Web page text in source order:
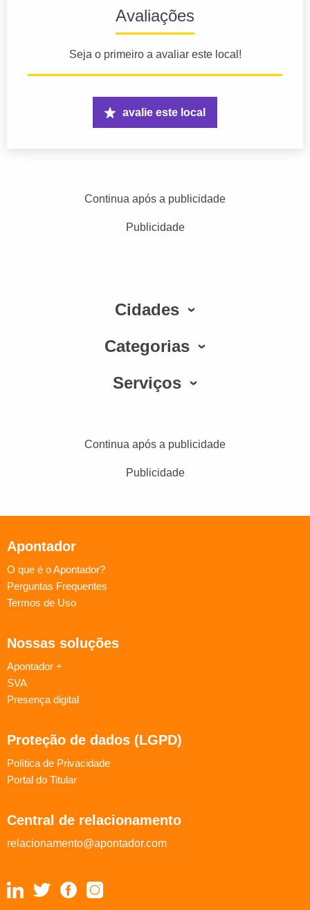
Avaliações
Seja o primeiro a avaliar este local!
avalie este local
Continua após a publicidade
Publicidade
Cidades
Categorias
Serviços
Continua após a publicidade
Publicidade
Apontador
O que é o Apontador?
Perguntas Frequentes
Termos de Uso
Nossas soluções
Apontador +
SVA
Presença digital
Proteção de dados (LGPD)
Política de Privacidade
Portal do Titular
Central de relacionamento
relacionamento@apontador.com